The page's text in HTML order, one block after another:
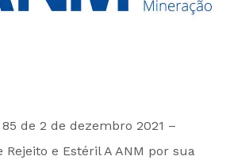
85 de 2 de dezembro 2021 –
e Estéril A ANM por sua